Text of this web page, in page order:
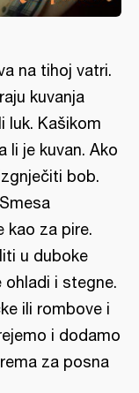
na tihoj vatri.
kuvanja
luk. Kašikom
li je kuvan. Ako
bob.
kao za pire.
u duboke
i stegne.
ili rombove i
i dodamo
za posna